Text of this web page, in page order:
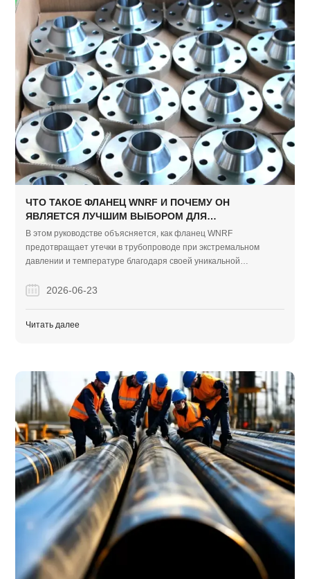
ЧТО ТАКОЕ ФЛАНЕЦ WNRF И ПОЧЕМУ ОН
ЯВЛЯЕТСЯ ЛУЧШИМ ВЫБОРОМ ДЛЯ
ТРУБОПРОВОДНЫХ СИСТЕМ ВЫСОКОГО
ДАВЛЕНИЯ?
В этом руководстве объясняется, как фланец WNRF
предотвращает утечки в трубопроводе при экстремальном
давлении и температуре благодаря своей уникальной
ключевые спецификации, критические промышленные
2026-06-23
Читать далее